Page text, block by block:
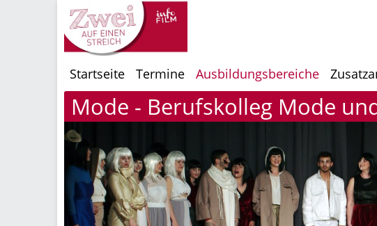
Startseite Termine Ausbildungsbereiche
Mode - Berufskolleg Mode